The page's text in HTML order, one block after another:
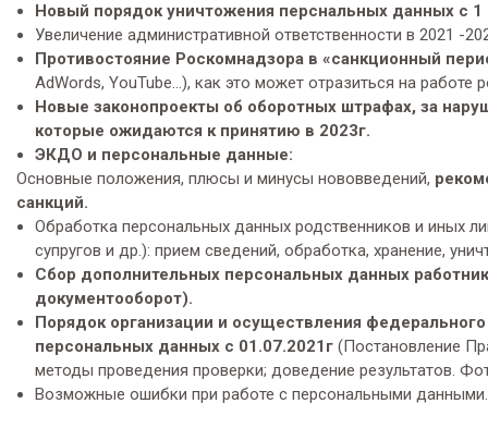
Новый порядок уничтожения перснальных данных с 1
Увеличение административной ответственности в 2021 -
Противостояние Роскомнадзора в «санкционный
AdWords, YouTube…), как это может отразиться на работе
Новые законопроекты об оборотных штрафах, за
которые ожидаются к принятию в 2023г.
ЭКДО и персональные данные:
Основные положения, плюсы и минусы нововведений,
санкций.
Обработка персональных данных родственников и иных
супругов и др.): прием сведений, обработка, хранение,
Сбор дополнительных персональных данных
документооборот).
Порядок организации и осуществления
персональных данных с 01.07.2021г (Постановление
методы проведения проверки; доведение результатов.
Возможные ошибки при работе с персональными данными.